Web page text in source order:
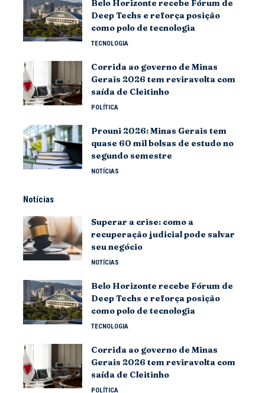
Belo Horizonte recebe Fórum de
Deep Techs e reforça posição
como polo de tecnologia
TECNOLOGIA
Corrida ao governo de Minas
Gerais 2026 tem reviravolta com
saída de Cleitinho
POLÍTICA
Prouni 2026: Minas Gerais tem
quase 60 mil bolsas de estudo no
segundo semestre
NOTÍCIAS
Notícias
Superar a crise: como a
recuperação judicial pode salvar
seu negócio
NOTÍCIAS
Belo Horizonte recebe Fórum de
Deep Techs e reforça posição
como polo de tecnologia
TECNOLOGIA
Corrida ao governo de Minas
Gerais 2026 tem reviravolta com
saída de Cleitinho
POLÍTICA